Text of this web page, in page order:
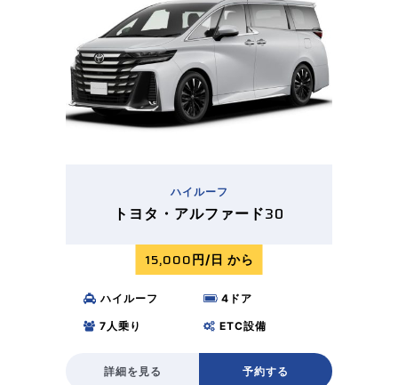
ハイルーフ​
トヨタ・アルファード30
15,000円/日 から
ハイルーフ 4 ドア
7人乗り ETC設備
詳細を見る 予約する